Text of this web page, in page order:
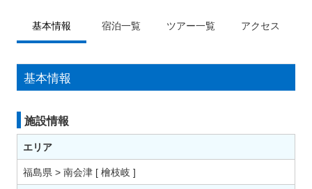
基本情報 宿泊一覧 ツアー一覧 アクセス
基本情報
施設情報
エリア
福島県 > 南会津 [ 檜枝岐 ]